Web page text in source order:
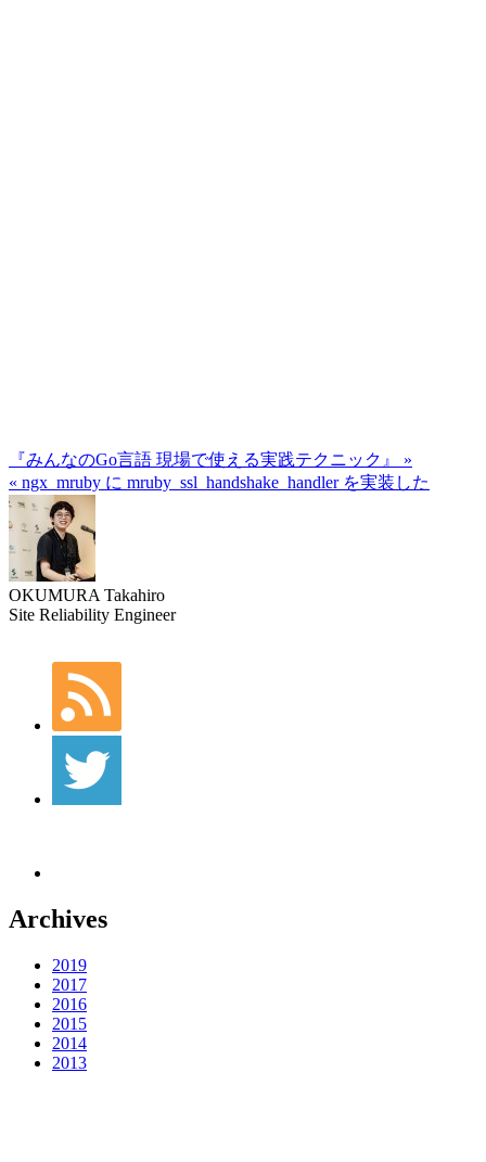
『みんなのGo言語 現場で使える実践テクニック』 »
« ngx_mruby に mruby_ssl_handshake_handler を実装した
OKUMURA Takahiro
Site Reliability Engineer
Archives
2019
2017
2016
2015
2014
2013